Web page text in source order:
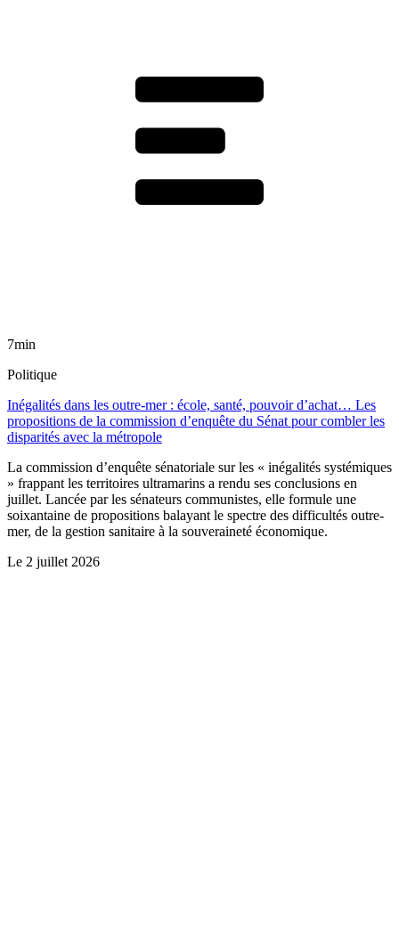
7min
Politique
Inégalités dans les outre-mer : école, santé, pouvoir d’achat… Les
propositions de la commission d’enquête du Sénat pour combler les
disparités avec la métropole
La commission d’enquête sénatoriale sur les « inégalités systémiques
» frappant les territoires ultramarins a rendu ses conclusions en
juillet. Lancée par les sénateurs communistes, elle formule une
soixantaine de propositions balayant le spectre des difficultés outre-
mer, de la gestion sanitaire à la souveraineté économique.
Le 2 juillet 2026